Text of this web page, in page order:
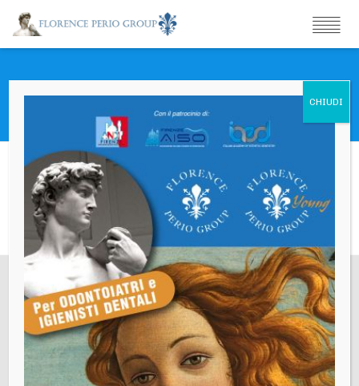
Deodato Enrico
Sede Legale
Via Gino Capponi,26
50121 Firenze